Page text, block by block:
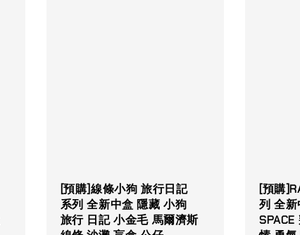
[預購]線條小狗 旅行日記
系列 全新中盒 隱藏 小狗
旅行 日記 小金毛 馬爾濟斯
[預購
列 全